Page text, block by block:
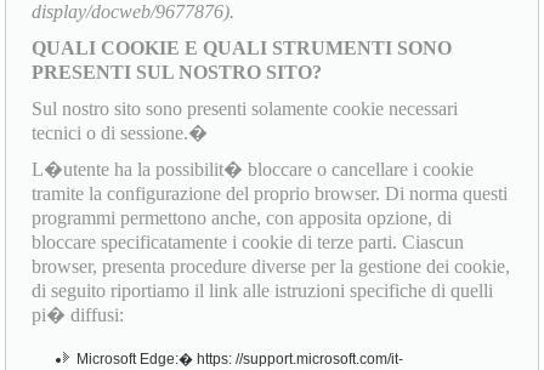
display/docweb/9677876).
QUALI COOKIE E QUALI STRUMENTI SONO
PRESENTI SUL NOSTRO SITO?
Sul nostro sito sono presenti solamente cookie necessari
tecnici o di sessione.�
L�utente ha la possibilit� bloccare o cancellare i cookie
tramite la configurazione del proprio browser. Di norma questi
programmi permettono anche, con apposita opzione, di
bloccare specificatamente i cookie di terze parti. Ciascun
browser, presenta procedure diverse per la gestione dei cookie,
di seguito riportiamo il link alle istruzioni specifiche di quelli
pi� diffusi:
Microsoft Edge:� https: //support.microsoft.com/it-